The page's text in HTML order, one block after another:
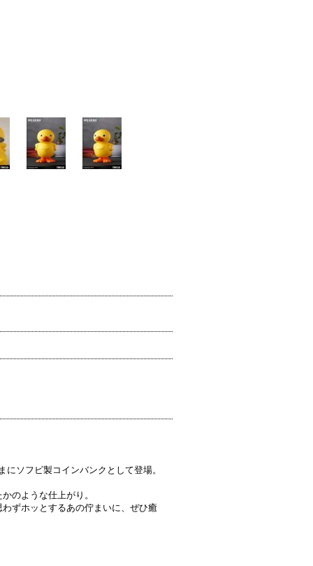
ソフビ製コインバンクとして登場。
のような仕上がり。
ずホッとするあの佇まいに、ぜひ癒